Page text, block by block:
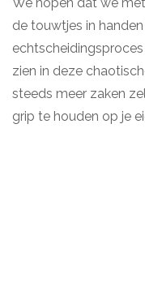
de touwtjes in
zien in deze
steeds meer zaken
grip te houden op je